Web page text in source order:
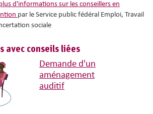
d'informations sur les conseillers en
par le Service public fédéral Emploi, Travail
sociale
avec conseils liées
Demande d'un
aménagement
auditif